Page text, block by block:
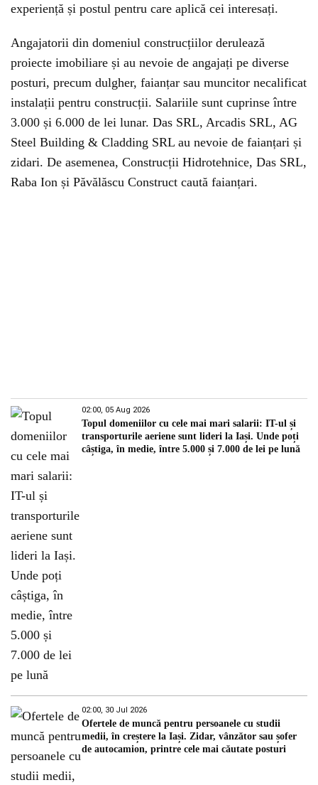
experiență și postul pentru care aplică cei interesați.
Angajatorii din domeniul construcțiilor derulează
proiecte imobiliare și au nevoie de angajați pe diverse
posturi, precum dulgher, faianțar sau muncitor necalificat
instalații pentru construcții. Salariile sunt cuprinse între
3.000 și 6.000 de lei lunar. Das SRL, Arcadis SRL, AG
Steel Building & Cladding SRL au nevoie de faianțari și
zidari. De asemenea, Construcții Hidrotehnice, Das SRL,
Raba Ion și Păvălăscu Construct caută faianțari.
02:00, 05 Aug 2026
Topul domeniilor cu cele mai mari salarii: IT-ul și
transporturile aeriene sunt lideri la Iași. Unde poți
câștiga, în medie, între 5.000 și 7.000 de lei pe lună
02:00, 30 Jul 2026
Ofertele de muncă pentru persoanele cu studii
medii, în creștere la Iași. Zidar, vânzător sau șofer
de autocamion, printre cele mai căutate posturi